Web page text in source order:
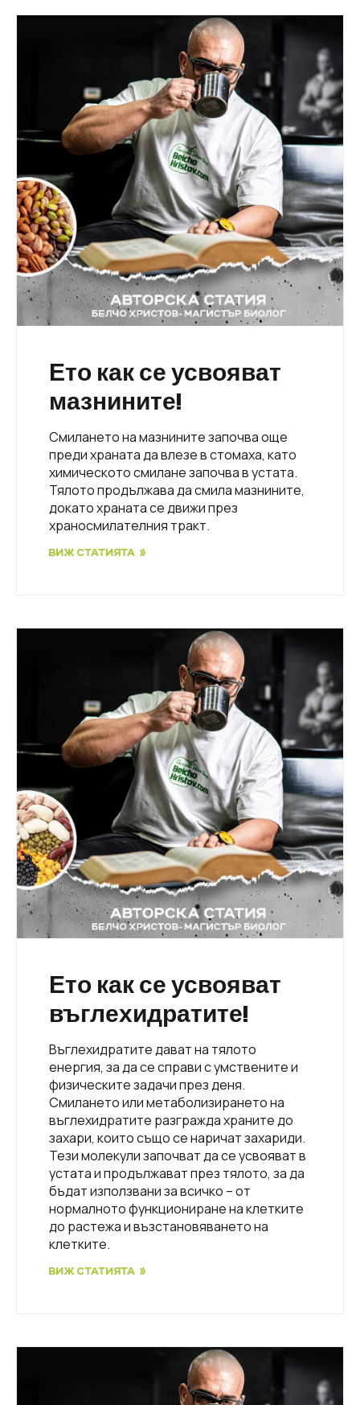
Ето как се усвояват
мазнините!
Смилането на мазнините започва още
преди храната да влезе в стомаха, като
химическото смилане започва в устата.
Тялото продължава да смила мазнините,
докато храната се движи през
храносмилателния тракт.
ВИЖ СТАТИЯТА »
Ето как се усвояват
въглехидратите!
Въглехидратите дават на тялото
енергия, за да се справи с умствените и
физическите задачи през деня.
Смилането или метаболизирането на
въглехидратите разгражда храните до
захари, които също се наричат ​​захариди.
Тези молекули започват да се усвояват в
устата и продължават през тялото, за да
бъдат използвани за всичко – от
нормалното функциониране на клетките
до растежа и възстановяването на
клетките.
ВИЖ СТАТИЯТА »